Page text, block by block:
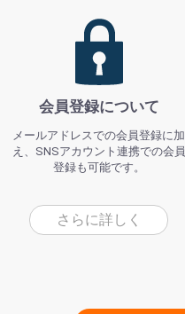
会員登録について
メールアドレスでの会員登録に加
え、SNSアカウント連携での会員
登録も可能です。
さらに詳しく